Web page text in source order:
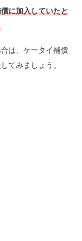
に加入していたと
は、ケータイ補償
てみましょう。